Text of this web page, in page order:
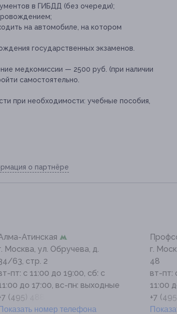
в ГИБДД (без очереди);
на автомобиле, на котором
государственных экзаменов.
медкомиссии — 2500 руб. (при наличии
самостоятельно.
при необходимости: учебные пособия,
о партнёре
Атинская
Москва, ул. Обручева, д.
63, стр. 2
пт: с 11:00 до 19:00, сб: с
до 17:00, вс-пн: выходные
(495) 488-69-02
Показать номер телефона
г.
48
вт-пт:
11:00
+7